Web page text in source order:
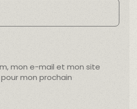
mon e-mail et mon site
mon prochain